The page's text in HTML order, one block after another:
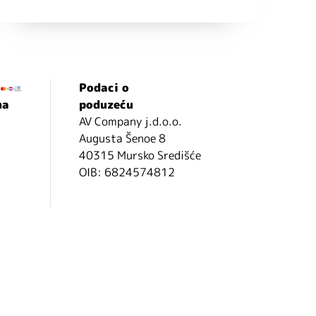
Podaci o
poduzeću
AV Company j.d.o.o.
Augusta Šenoe 8
40315 Mursko Središće
OIB: 6824574812